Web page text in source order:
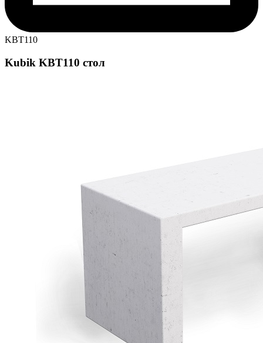
KBT110
Kubik KBT110 стол